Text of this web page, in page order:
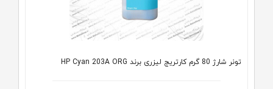
تونر شارژ 80 گرم کارتریج لیزری برند HP Cyan 203A ORG